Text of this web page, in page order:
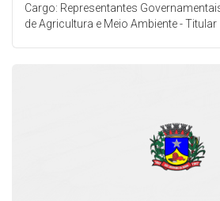
Cargo: Representantes
de Agricultura e Meio Ambiente - Titular